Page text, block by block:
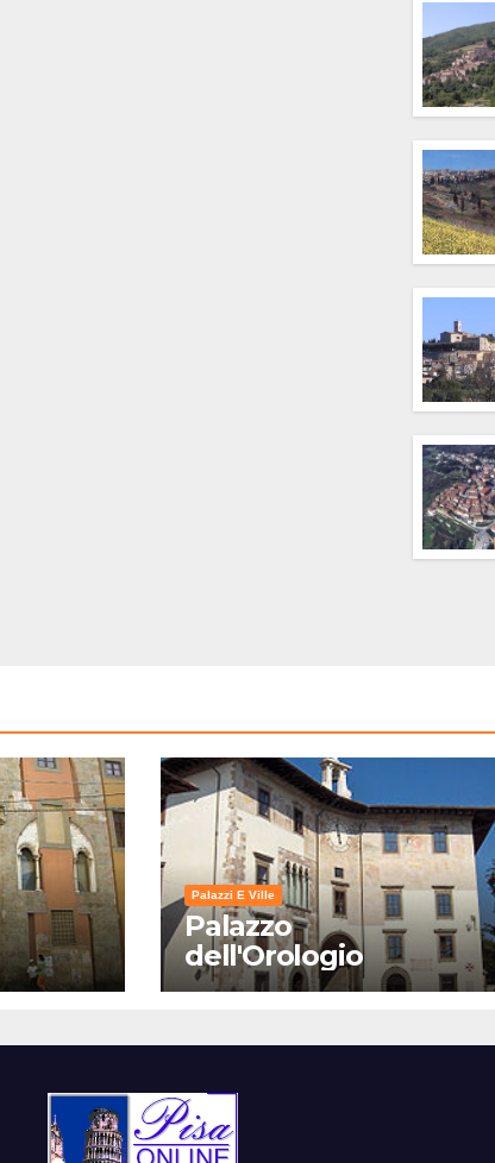
Palazzi E Ville
Palazzo
dell'Orologio